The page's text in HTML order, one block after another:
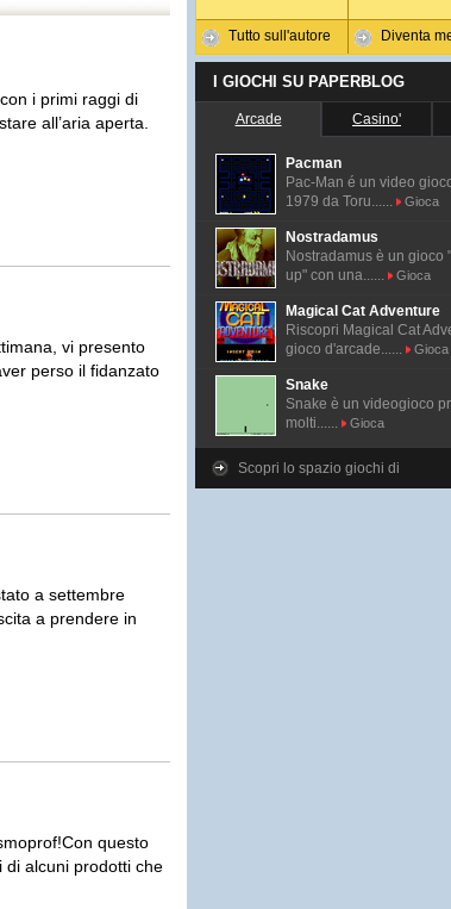
i primi raggi di
all’aria aperta.
vi presento
perso il fidanzato
a settembre
a prendere in
questo
di alcuni prodotti che
Tutto sull'autore Diventa
I GIOCHI SU PAPERBLOG
Arcade Casino'
Pacman
Pac-Man é un video
1979 da Toru......
Gioca
Nostradamus
Nostradamus è un gioco
up" con una......
Gioca
Magical Cat Adventure
Riscopri Magical Cat
gioco d'arcade......
Gioca
Snake
Snake è un videogioco
molti......
Gioca
Scopri lo spazio giochi di